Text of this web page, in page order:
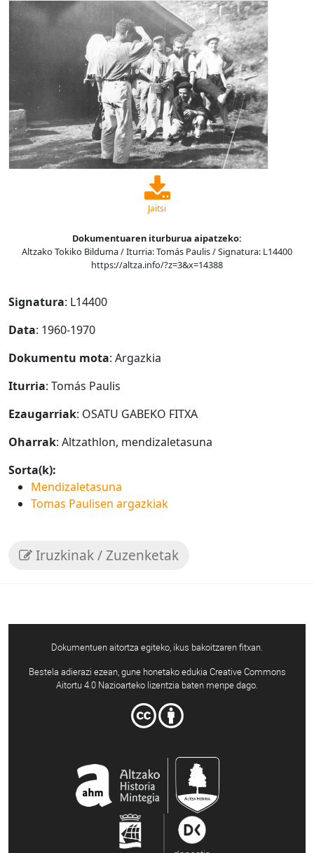
Jaitsi
Dokumentuaren iturburua aipatzeko:
Altzako Tokiko Bilduma / Iturria: Tomás Paulis / Signatura: L14400
https://altza.info/?z=3&x=14388
Signatura: L14400
Data: 1960-1970
Dokumentu mota: Argazkia
Iturria: Tomás Paulis
Ezaugarriak: OSATU GABEKO FITXA
Oharrak: Altzathlon, mendizaletasuna
Sorta(k):
Mendizaletasuna
Tomas Paulisen argazkiak
Iruzkinak / Zuzenketak
Dokumentuen aitortza egiteko, ikus bakoitzaren fitxan.
Bestela adierazi ezean, gune honetako edukia Creative Commons
Aitortu 4.0 Nazioarteko lizentzia baten menpe dago.